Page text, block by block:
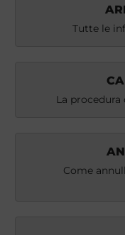
Tutte le
La
Come